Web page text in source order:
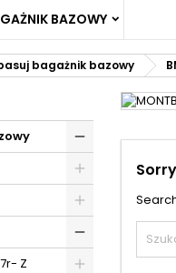
BAZOWY
bagażnik bazowy
Z